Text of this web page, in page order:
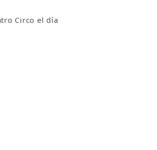
Circo el día